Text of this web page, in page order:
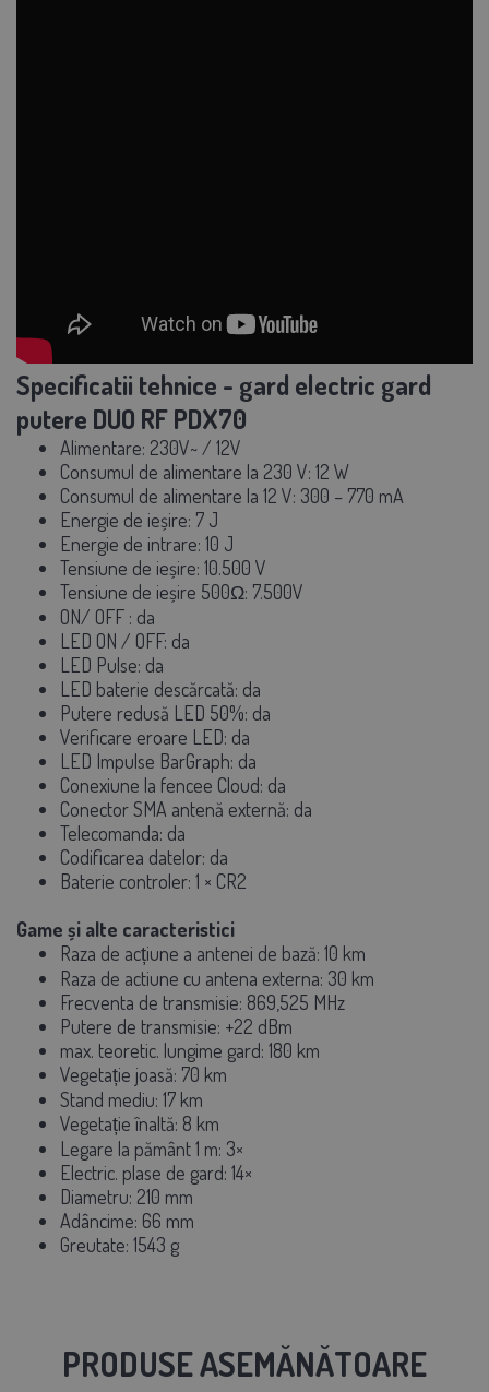
Specificatii tehnice - gard electric gard
putere DUO RF PDX70
Alimentare: 230V~ / 12V
Consumul de alimentare la 230 V: 12 W
Consumul de alimentare la 12 V: 300 – 770 mA
Energie de ieșire: 7 J
Energie de intrare: 10 J
Tensiune de ieșire: 10.500 V
Tensiune de ieșire 500Ω: 7.500V
ON/ OFF : da
LED ON / OFF: da
LED Pulse: da
LED baterie descărcată: da
Putere redusă LED 50%: da
Verificare eroare LED: da
LED Impulse BarGraph: da
Conexiune la fencee Cloud: da
Conector SMA antenă externă: da
Telecomanda: da
Codificarea datelor: da
Baterie controler: 1 × CR2
Game și alte caracteristici
Raza de acțiune a antenei de bază: 10 km
Raza de actiune cu antena externa: 30 km
Frecventa de transmisie: 869,525 MHz
Putere de transmisie: +22 dBm
max. teoretic. lungime gard: 180 km
Vegetație joasă: 70 km
Stand mediu: 17 km
Vegetație înaltă: 8 km
Legare la pământ 1 m: 3×
Electric. plase de gard: 14×
Diametru: 210 mm
Adâncime: 66 mm
Greutate: 1543 g
PRODUSE ASEMĂNĂTOARE